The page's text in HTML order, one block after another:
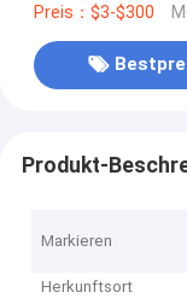
Preis：$3-$300
Produkt-
Markieren
Herkunftsort